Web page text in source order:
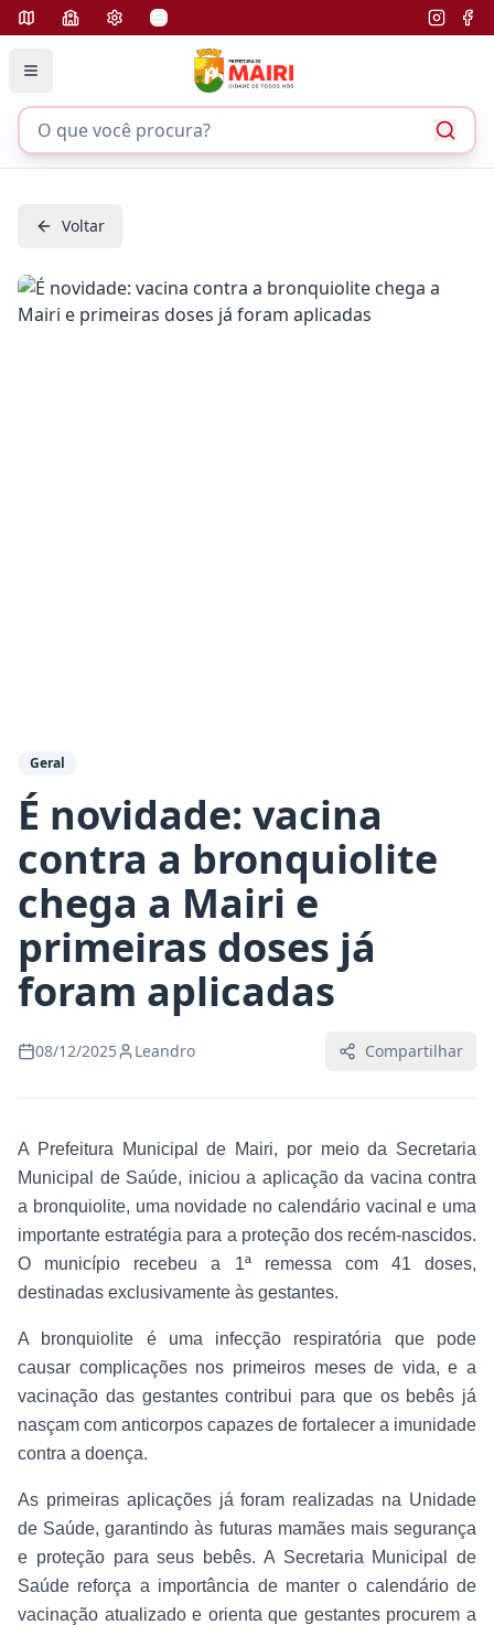
Voltar
Geral
É novidade: vacina
contra a bronquiolite
chega a Mairi e
primeiras doses já
foram aplicadas
08/12/2025 Leandro Compartilhar
A Prefeitura Municipal de Mairi, por meio da Secretaria
Municipal de Saúde, iniciou a aplicação da vacina contra
a bronquiolite, uma novidade no calendário vacinal e uma
importante estratégia para a proteção dos recém-nascidos.
O município recebeu a 1ª remessa com 41 doses,
destinadas exclusivamente às gestantes.
A bronquiolite é uma infecção respiratória que pode
causar complicações nos primeiros meses de vida, e a
vacinação das gestantes contribui para que os bebês já
nasçam com anticorpos capazes de fortalecer a imunidade
contra a doença.
As primeiras aplicações já foram realizadas na Unidade
de Saúde, garantindo às futuras mamães mais segurança
e proteção para seus bebês. A Secretaria Municipal de
Saúde reforça a importância de manter o calendário de
vacinação atualizado e orienta que gestantes procurem a